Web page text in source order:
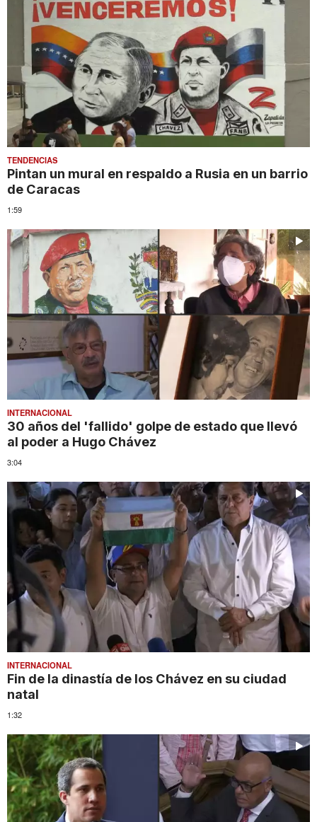
TENDENCIAS
Pintan un mural en respaldo a Rusia en un barrio
de Caracas
1:59
INTERNACIONAL
30 años del 'fallido' golpe de estado que llevó
al poder a Hugo Chávez
3:04
INTERNACIONAL
Fin de la dinastía de los Chávez en su ciudad
natal
1:32